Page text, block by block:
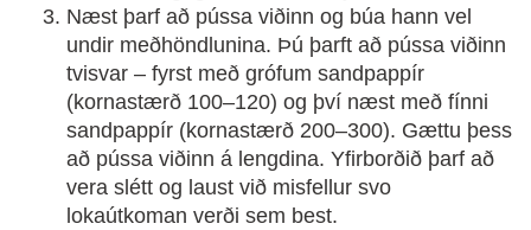
Næst þarf að pússa viðinn og búa hann vel
undir meðhöndlunina. Þú þarft að pússa viðinn
tvisvar – fyrst með grófum sandpappír
(kornastærð 100–120) og því næst með fínni
sandpappír (kornastærð 200–300). Gættu þess
að pússa viðinn á lengdina. Yfirborðið þarf að
vera slétt og laust við misfellur svo
lokaútkoman verði sem best.